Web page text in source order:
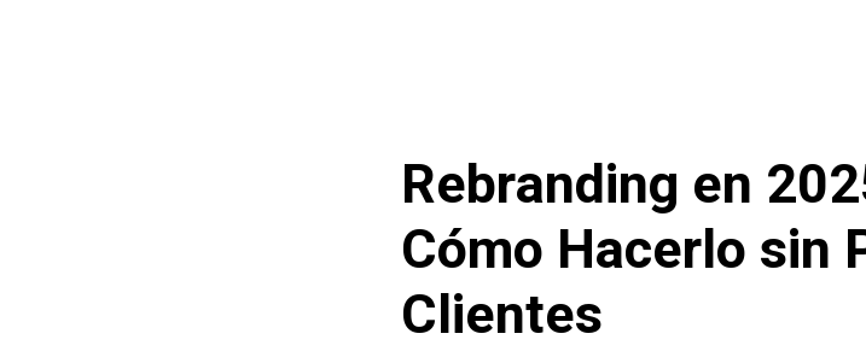
Rebranding en
Cómo Hacerlo sin
Clientes